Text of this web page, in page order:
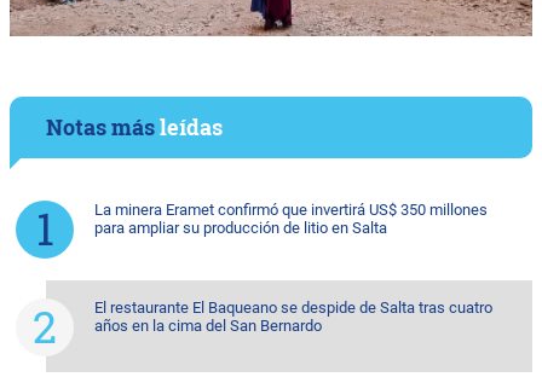
Notas másleídas
La minera Eramet confirmó que invertirá US$ 350 millones
para ampliar su producción de litio en Salta
El restaurante El Baqueano se despide de Salta tras cuatro
años en la cima del San Bernardo